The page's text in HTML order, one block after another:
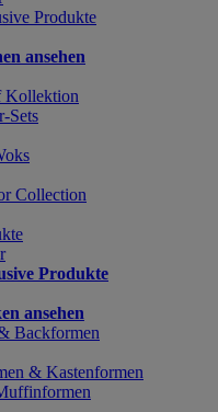
Produkte
ansehen
Kollektion
Sets
Collection
Produkte
ansehen
Backformen
& Kastenformen